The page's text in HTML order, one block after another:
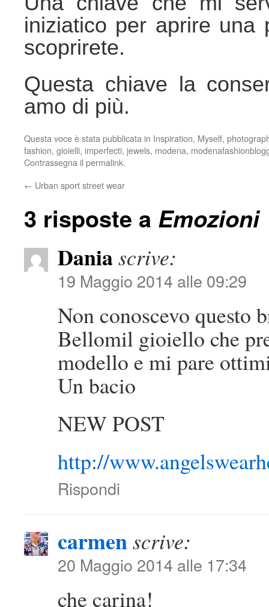
iniziatico per aprire una
scoprirete.
Questa chiave la
amo di più.
Questa voce è stata pubblicata in Inspiration, Myself,
fashion, gioielli, imperfecti, jewels, modena,
Contrassegna il permalink.
← Urban sport street wear
3 risposte a Emozioni
Daniascrive:
19 Maggio 2014 alle 09:29
Non conoscevo questo
Bellomil gioiello che
modello e mi pare
Un bacio
NEW POST
http://
Rispondi
carmenscrive:
20 Maggio 2014 alle 17:34
che carina!